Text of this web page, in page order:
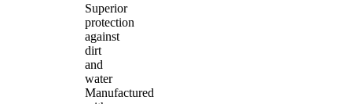
Superior
protection
against
dirt
and
water
Manufactured